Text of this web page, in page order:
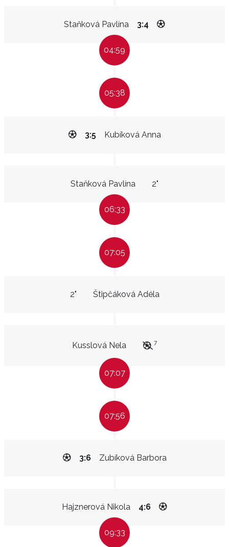
Staňková Pavlína 3:4
04:59
05:38
Kubíková Anna
3:5
Staňková Pavlína 2"
06:33
07:05
Štipčáková Adéla
2"
Kusslová Nela 7
07:07
07:56
Zubíková Barbora
3:6
Hajznerová Nikola 4:6
09:33